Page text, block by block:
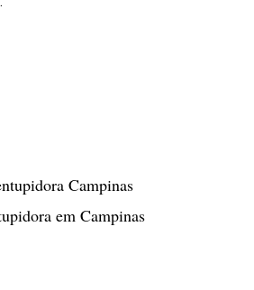
Campinas
em Campinas